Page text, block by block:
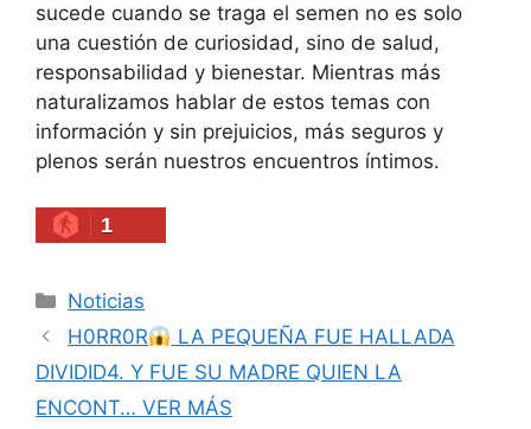
sucede cuando se traga el semen no es solo
una cuestión de curiosidad, sino de salud,
responsabilidad y bienestar. Mientras más
naturalizamos hablar de estos temas con
información y sin prejuicios, más seguros y
plenos serán nuestros encuentros íntimos.
1
Categories
Noticias
H0RR0R
LA PEQUEÑA FUE HALLADA
DIVIDID4. Y FUE SU MADRE QUIEN LA
ENCONT… VER MÁS